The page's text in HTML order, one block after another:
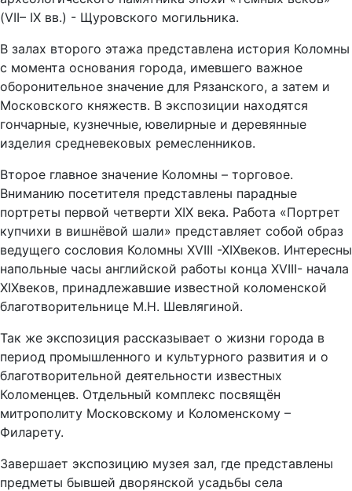
(VII– IX вв.) - Щуровского могильника.
В залах второго этажа представлена история Коломны
с момента основания города, имевшего важное
оборонительное значение для Рязанского, а затем и
Московского княжеств. В экспозиции находятся
гончарные, кузнечные, ювелирные и деревянные
изделия средневековых ремесленников.
Второе главное значение Коломны – торговое.
Вниманию посетителя представлены парадные
портреты первой четверти XIX века. Работа «Портрет
купчихи в вишнёвой шали» представляет собой образ
ведущего сословия Коломны XVIII -XIXвеков. Интересны
напольные часы английской работы конца XVIII- начала
XIXвеков, принадлежавшие известной коломенской
благотворительнице М.Н. Шевлягиной.
Так же экспозиция рассказывает о жизни города в
период промышленного и культурного развития и о
благотворительной деятельности известных
Коломенцев. Отдельный комплекс посвящён
митрополиту Московскому и Коломенскому –
Филарету.
Завершает экспозицию музея зал, где представлены
предметы бывшей дворянской усадьбы села